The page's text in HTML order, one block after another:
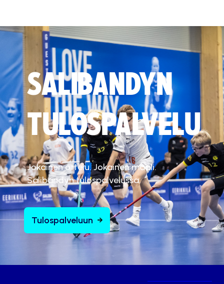
SALIBANDYN
TULOSPALVELU
Jokainen ottelu. Jokainen maali.
Salibandyn tulospalvelussa.
Tulospalveluun